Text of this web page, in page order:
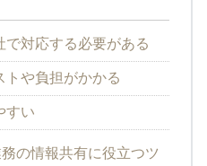
で対応する必要がある
トや負担がかかる
すい
の情報共有に役立つツ